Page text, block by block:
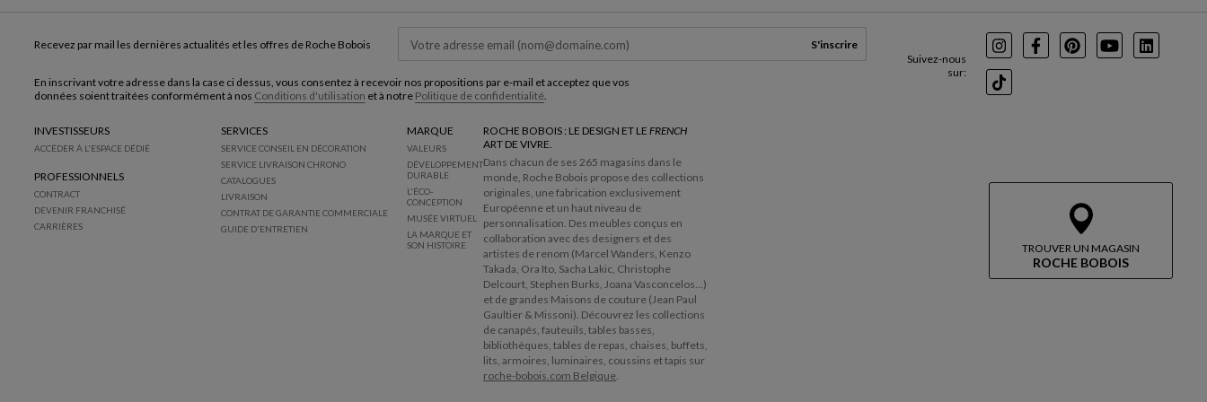
v
e
n
i
r
a
a
n
t
l
a
c
a
r
t
e
TROUVER UN MAGASIN
ROCHE BOBOIS
Suivez-nous
sur:
InstagramFacebookPinterest
YoutubeLinkedIn
TikTok
Recevez par mail les dernières actualités et les offres de Roche Bobois S'inscrire
En inscrivant votre adresse dans la case ci dessus, vous consentez à recevoir nos propositions par e-mail et acceptez que vos
données soient traitées conformément à nos Conditions d'utilisation et à notre Politique de confidentialité.
INVESTISSEURS
ACCÉDER À L'ESPACE DÉDIÉ
PROFESSIONNELS
CONTRACT
DEVENIR FRANCHISÉ
CARRIÈRES
SERVICES
SERVICE CONSEIL EN DÉCORATION
SERVICE LIVRAISON CHRONO
CATALOGUES
LIVRAISON
CONTRAT DE GARANTIE COMMERCIALE
GUIDE D'ENTRETIEN
MARQUE
VALEURS
DÉVELOPPEMENT
DURABLE
L'ÉCO-
CONCEPTION
MUSÉE VIRTUEL
LA MARQUE ET
SON HISTOIRE
ROCHE BOBOIS : LE DESIGN ET LE FRENCH
ART DE VIVRE.
Dans chacun de ses 265 magasins dans le
monde, Roche Bobois propose des collections
originales, une fabrication exclusivement
Européenne et un haut niveau de
personnalisation. Des meubles conçus en
collaboration avec des designers et des
artistes de renom (Marcel Wanders, Kenzo
Takada, Ora Ito, Sacha Lakic, Christophe
Delcourt, Stephen Burks, Joana Vasconcelos...)
et de grandes Maisons de couture (Jean Paul
Gaultier & Missoni). Découvrez les collections
de canapés, fauteuils, tables basses,
bibliothèques, tables de repas, chaises, buffets,
lits, armoires, luminaires, coussins et tapis sur
roche-bobois.com Belgique.